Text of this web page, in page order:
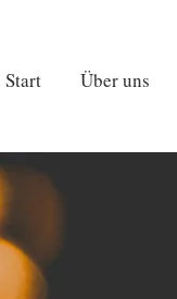
Start Über uns